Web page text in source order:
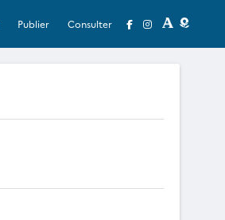
Publier Consulter